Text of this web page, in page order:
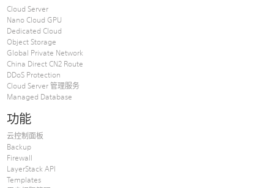
Cloud Server
Nano Cloud GPU
Dedicated Cloud
Object Storage
Global Private Network
China Direct CN2 Route
DDoS Protection
Cloud Server 管理服务
Managed Database
功能
云控制面板
Backup
Firewall
LayerStack API
Templates